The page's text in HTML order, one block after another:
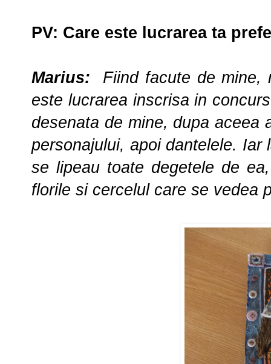
PV: Care este lucrarea ta
Marius: Fiind facute de mine,
este lucrarea inscrisa in
desenata de mine, dupa
personajului, apoi dantelele.
se lipeau toate degetele de
florile si cercelul care se vedea